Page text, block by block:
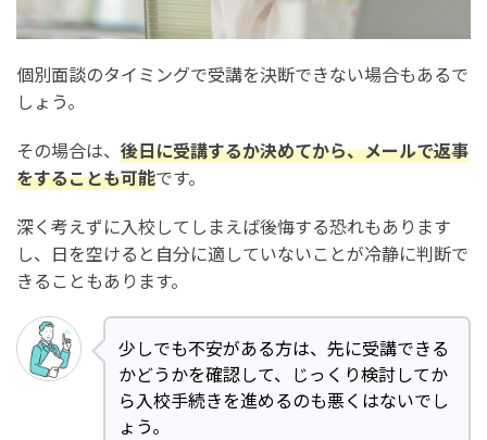
個別面談のタイミングで受講を決断できない場合もあるで
しょう。
その場合は、 後日に受講するか決めてから、メールで返事
をすることも可能です。
深く考えずに入校してしまえば後悔する恐れもあります
し、日を空けると自分に適していないことが冷静に判断で
きることもあります。
少しでも不安がある方は、先に受講できる
かどうかを確認して、じっくり検討してか
ら入校手続きを進めるのも悪くはないでし
ょう。